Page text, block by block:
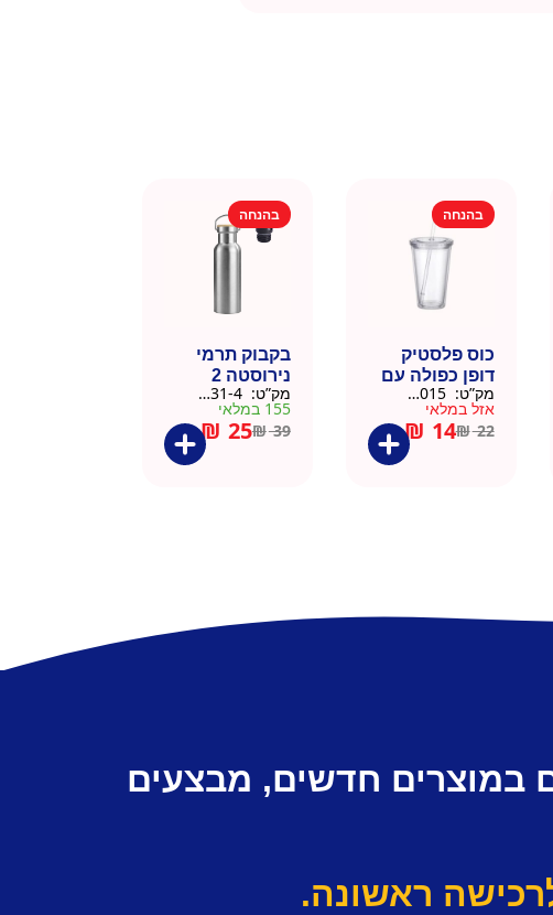
בהנחה
כוס פלסטיק
דופן כפולה עם
קשית
מק”ט: 9911015
אזל במלאי
₪22
₪ 14
בהנחה
בקבוק תרמי
נירוסטה 2
פקקים 500 מל
– כסוף קלאסי
מק”ט: 9901031-4
155 במלאי
₪39
₪ 25
במוצרים חדשים, מבצעים